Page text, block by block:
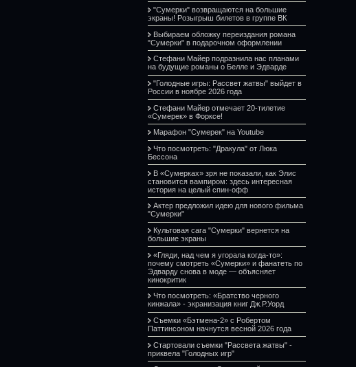
"Сумерки" возвращаются на большие
экраны! Розыгрыш билетов в группе ВК
Выбираем обложку переиздания романа
"Сумерки" в подарочном оформлении
Стефани Майер подразнила нас планами
на будущие романы о Белле и Эдварде
"Голодные игры: Рассвет жатвы" выйдет в
России в ноябре 2026 года
Стефани Майер отмечает 20-тилетие
«Сумерек» в Форксе!
Марафон "Сумерек" на Youtube
Что посмотреть: "Дракула" от Люка
Бессона
В «Сумерках» зря не показали, как Элис
становится вампиром: здесь интересная
история на целый спин-офф
Актер предложил идею для нового фильма
"Сумерки"
Культовая сага "Сумерки" вернется на
большие экраны
«Гляди, над чем я угорала когда-то»:
почему смотреть «Сумерки» и фанатеть по
Эдварду снова в моде — объясняет
кинокритик
Что посмотреть: «Братство черного
кинжала» - экранизация книг Дж.Р.Уорд
Съемки «Бэтмена-2» с Робертом
Паттинсоном начнутся весной 2026 года
Стартовали съемки "Рассвета жатвы" -
приквела "Голодных игр"